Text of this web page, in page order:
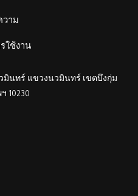
าม
ใช้งาน
วมินทร์ แขวงนวมินทร์ เขตบึงกุ่ม
10230